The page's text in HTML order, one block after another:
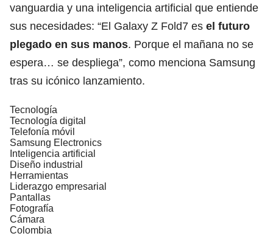
vanguardia y una inteligencia artificial que entiende
sus necesidades: “El Galaxy Z Fold7 es el futuro
plegado en sus manos. Porque el mañana no se
espera… se despliega”, como menciona Samsung
tras su icónico lanzamiento.
Tecnología
Tecnología digital
Telefonía móvil
Samsung Electronics
Inteligencia artificial
Diseño industrial
Herramientas
Liderazgo empresarial
Pantallas
Fotografía
Cámara
Colombia